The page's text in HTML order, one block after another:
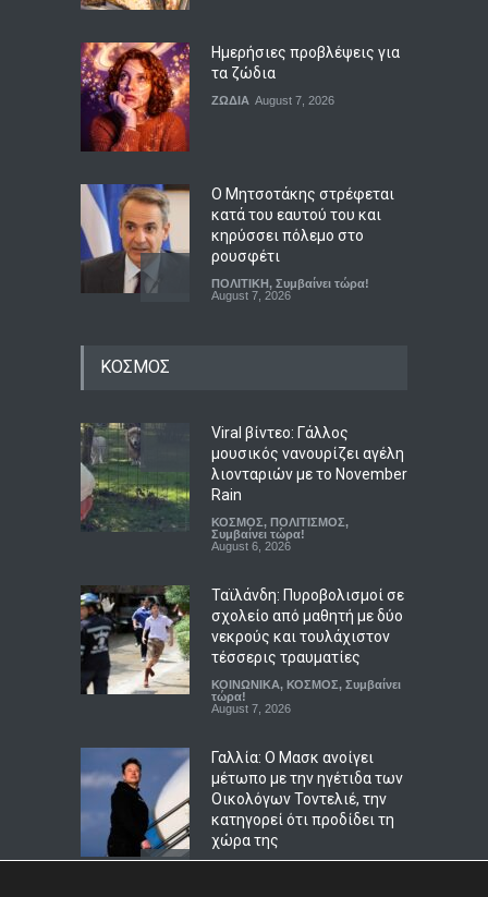
Ημερήσιες προβλέψεις για
τα ζώδια
ΖΩΔΙΑ August 7, 2026
Ο Μητσοτάκης στρέφεται
κατά του εαυτού του και
κηρύσσει πόλεμο στο
ρουσφέτι
ΠΟΛΙΤΙΚΗ, Συμβαίνει τώρα!
August 7, 2026
ημέρες
ΑΠΟΨΕΙΣ,ΚΟΙΝΩΝΙΚΑ
August 7, 2026
Γιαούρτι: Πρωί ή βράδυ;
Ποια είναι η ιδανική ώρα
κατανάλωσης
ΚΟΣΜΟΣ
Viral βίντεο: Γάλλος
μουσικός νανουρίζει αγέλη
λιονταριών με το November
Rain
ΚΟΣΜΟΣ, ΠΟΛΙΤΙΣΜΟΣ,
Συμβαίνει τώρα!
August 6, 2026
Ταϊλάνδη: Πυροβολισμοί σε
σχολείο από μαθητή με δύο
νεκρούς και τουλάχιστον
τέσσερις τραυματίες
ΚΟΙΝΩΝΙΚΑ, ΚΟΣΜΟΣ, Συμβαίνει
τώρα!
August 7, 2026
Γαλλία: Ο Μασκ ανοίγει
μέτωπο με την ηγέτιδα των
Οικολόγων Τοντελιέ, την
κατηγορεί ότι προδίδει τη
χώρα της